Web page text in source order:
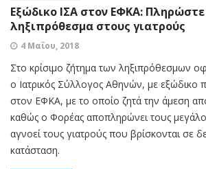
Εξώδικο ΙΣΑ στον ΕΦΚΑ:
ληξιπρόθεσμα στους γιατρούς
4 Μαΐου, 2018
Στο κρίσιμο ζήτημα των ληξιπρόθεσμων
ο Ιατρικός Σύλλογος Αθηνών, με εξώδικο
στον ΕΦΚΑ, με το οποίο ζητά την άμεση
καθώς ο Φορέας αποπληρώνει τους
αγνοεί τους γιατρούς που βρίσκονται σε
κατάσταση.